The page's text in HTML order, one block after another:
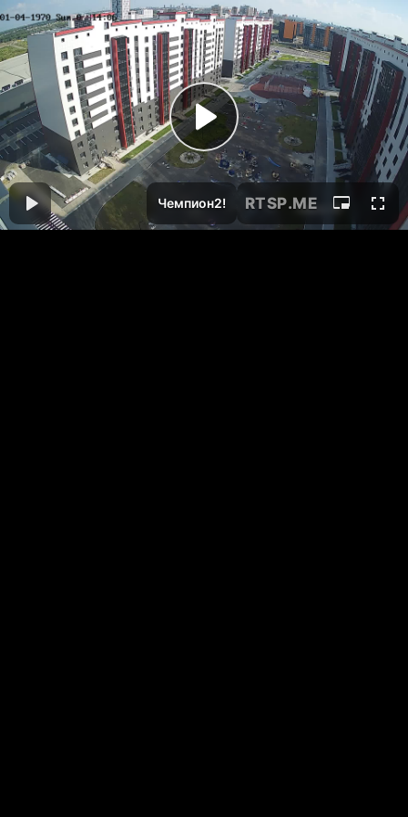
Чемпион2! RTSP.ME